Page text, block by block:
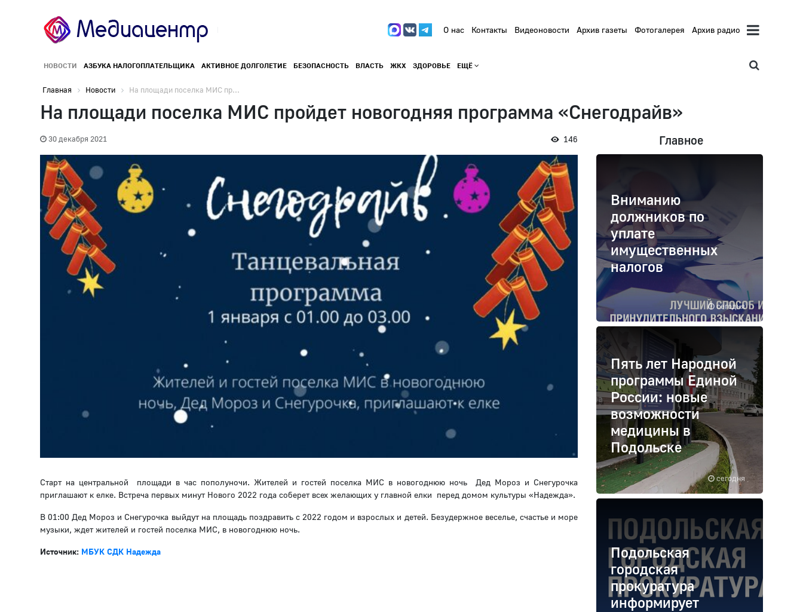
О нас Контакты Видеоновости Архив газеты Фотогалерея Архив радио
НОВОСТИ АЗБУКА НАЛОГОПЛАТЕЛЬЩИКА АКТИВНОЕ ДОЛГОЛЕТИЕ БЕЗОПАСНОСТЬ ВЛАСТЬ ЖКХ ЗДОРОВЬЕ ЕЩЁ
Главная Новости На площади поселка МИС пр...
На площади поселка МИС пройдет новогодняя программа «Снегодрайв»
30 декабря 2021 146
Старт на центральной площади в час пополуночи. Жителей и гостей поселка МИС в новогоднюю ночь Дед Мороз и Снегурочка
приглашают к елке. Встреча первых минут Нового 2022 года соберет всех желающих у главной елки перед домом культуры «Надежда».
В 01:00 Дед Мороз и Снегурочка выйдут на площадь поздравить с 2022 годом и взрослых и детей. Безудержное веселье, счастье и море
музыки, ждет жителей и гостей поселка МИС, в новогоднюю ночь.
Источник: МБУК СДК Надежда
Главное
сегодня
Вниманию
должников по
уплате
имущественных
налогов
сегодня
Пять лет Народной
программы Единой
России: новые
возможности
медицины в
Подольске
Подольская
городская
прокуратура
информирует